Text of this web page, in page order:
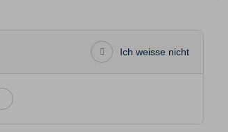
Ich weisse nicht